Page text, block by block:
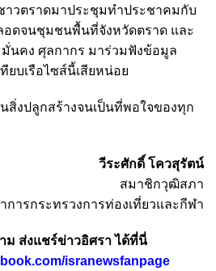
าวตราดมาประชุมทำประชาคมกับ
อดจนชุมชนพื้นที่จังหวัดตราด และ
นคง ศุลกากร มาร่วมฟังข้อมูล
ยบเรือไซส์นี้เสียหน่อย
นสิ่งปลูกสร้างจนเป็นที่พอใจของทุก
วีระศักดิ์ โควสุรัตน์
สมาชิกวุฒิสภา
การกระทรวงการท่องเที่ยวและกีฬา
ม ส่งแชร์ข่าวอิศรา ได้ที่นี่
isranewsfanpage